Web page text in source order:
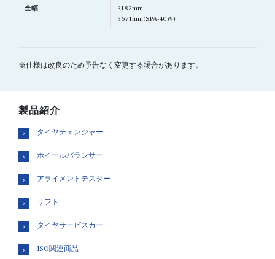
全幅
3183mm
3671mm(SPA-40W)
※仕様は改良のため予告なく変更する場合があります。
製品紹介
タイヤチェンジャー
ホイールバランサー
アライメントテスター
リフト
タイヤサービスカー
ISO関連商品